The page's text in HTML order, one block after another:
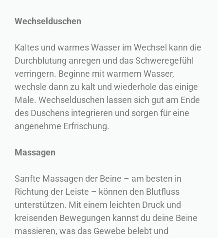
Wechselduschen
Kaltes und warmes Wasser im Wechsel kann die
Durchblutung anregen und das Schweregefühl
verringern. Beginne mit warmem Wasser,
wechsle dann zu kalt und wiederhole das einige
Male. Wechselduschen lassen sich gut am Ende
des Duschens integrieren und sorgen für eine
angenehme Erfrischung.
Massagen
Sanfte Massagen der Beine – am besten in
Richtung der Leiste – können den Blutfluss
unterstützen. Mit einem leichten Druck und
kreisenden Bewegungen kannst du deine Beine
massieren, was das Gewebe belebt und